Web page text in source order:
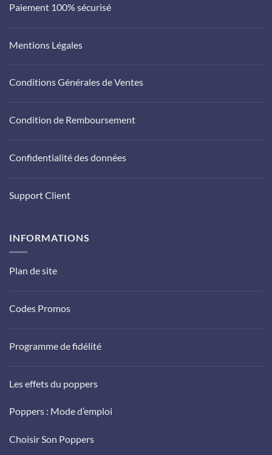
Paiement 100% sécurisé
Mentions Légales
Conditions Générales de Ventes
Condition de Remboursement
Confidentialité des données
Support Client
INFORMATIONS
Plan de site
Codes Promos
Programme de fidélité
Les effets du poppers
Poppers : Mode d’emploi
Choisir Son Poppers